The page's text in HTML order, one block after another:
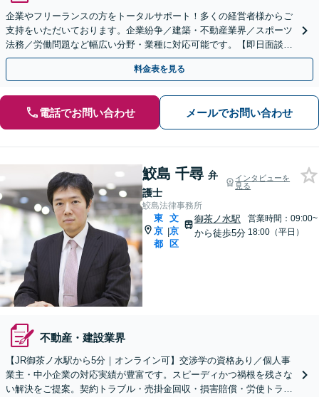
企業やフリーランスの方をトータルサポート！多くの経営者様からご
支持をいただいております。企業紛争／建築・不動産業界／スポーツ
法務／労働問題など幅広い分野・業種に対応可能です。【即日面談可
能】【休日・夜間面談可能】【WEB面談可能】
料金表を見る
電話でお問い合わせ メールでお問い合わせ
鮫島 千尋 弁
護士
インタビューを
見る
鮫島法律事務所
東
京
都
|
文
京
区
御茶ノ水駅
から徒歩5分
営業時間：09:00~
18:00（平日）
不動産・建設業界
【JR御茶ノ水駅から5分｜オンライン可】交渉学の資格あり／個人事
業主・中小企業の対応実績が豊富です。スピーディかつ禍根を残さな
い解決をご提案。契約トラブル・売掛金回収・損害賠償・労使トラブ